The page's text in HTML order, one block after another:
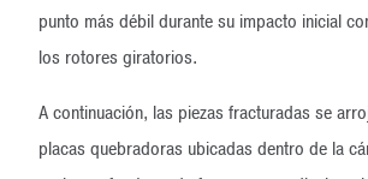
punto más débil durante su impacto inicial
los rotores giratorios.
A continuación, las piezas fracturadas se
placas quebradoras ubicadas dentro de la